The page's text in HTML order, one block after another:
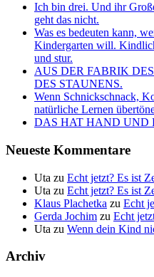
Ich bin drei. Und ihr
geht das nicht.
Was es bedeuten kann,
Kindergarten will.
und stur.
AUS DER FABRIK
DES STAUNENS.
Wenn Schnickschnack,
natürliche Lernen
DAS HAT HAND UND
Neueste Kommentare
Uta zu Echt jetzt? Es ist
Uta zu Echt jetzt? Es ist
Klaus Plachetka zu Echt
Gerda Jochim zu Echt
Uta zu Wenn dein Kind
Archiv